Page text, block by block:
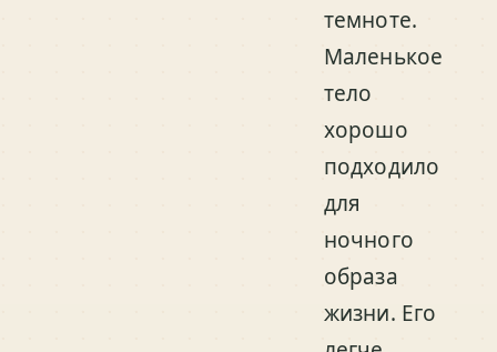
темноте.
Маленькое
тело
хорошо
подходило
для
ночного
образа
жизни. Его